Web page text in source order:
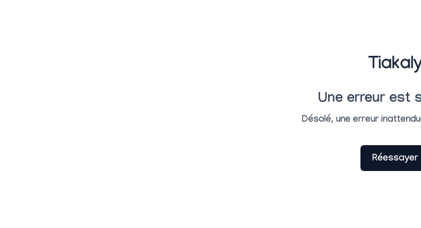
Une erreur est
Désolé, une erreur
Réessayer